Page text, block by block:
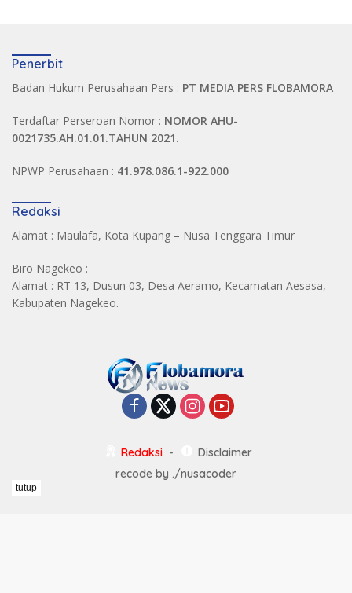
Penerbit
Badan Hukum Perusahaan Pers : PT MEDIA PERS FLOBAMORA
Terdaftar Perseroan Nomor : NOMOR AHU-
0021735.AH.01.01.TAHUN 2021.
NPWP Perusahaan : 41.978.086.1-922.000
Redaksi
Alamat : Maulafa, Kota Kupang – Nusa Tenggara Timur
Biro Nagekeo :
Alamat : RT 13, Dusun 03, Desa Aeramo, Kecamatan Aesasa,
Kabupaten Nagekeo.
Redaksi
Disclaimer
recode by ./nusacoder
tutup